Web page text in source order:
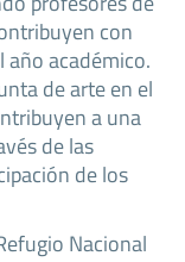
con
año académico.
de arte en el
a una
de las
de los
Nacional